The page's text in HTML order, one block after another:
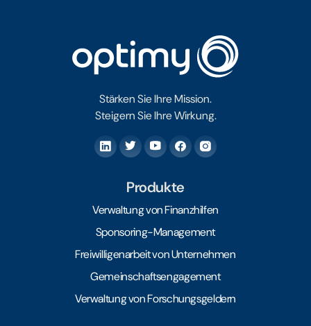
Stärken Sie Ihre Mission.
Steigern Sie Ihre Wirkung.
Produkte
Verwaltung von Finanzhilfen
Sponsoring-Management
Freiwilligenarbeit von Unternehmen
Gemeinschaftsengagement
Verwaltung von Forschungsgeldern